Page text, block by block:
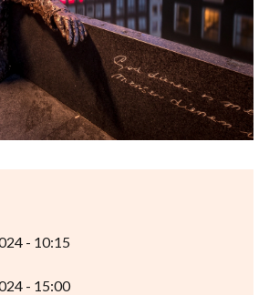
- 10:15
- 15:00